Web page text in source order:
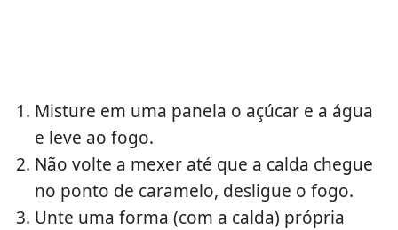
Misture em uma panela o açúcar e a água
e leve ao fogo.
Não volte a mexer até que a calda chegue
no ponto de caramelo, desligue o fogo.
Unte uma forma (com a calda) própria